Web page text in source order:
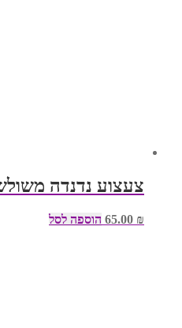
צעצוע נדנדה
₪ הוספה לסל